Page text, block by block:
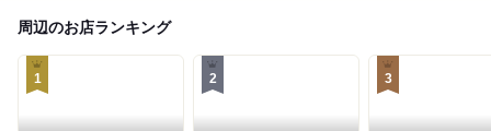
周辺のお店ランキング
1 2 3